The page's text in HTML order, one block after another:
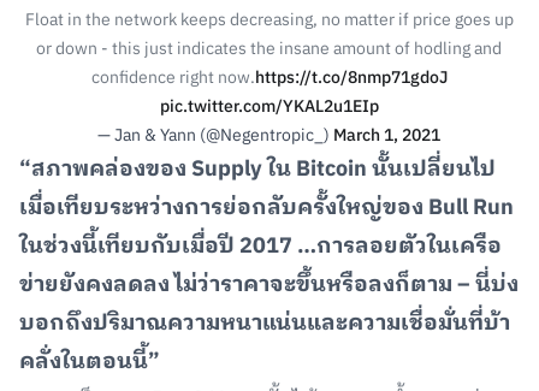
Float in the network keeps decreasing, no matter if price goes up
or down - this just indicates the insane amount of hodling and
confidence right now.https://t.co/8nmp71gdoJ
pic.twitter.com/YKAL2u1EIp
— Jan & Yann (@Negentropic_) March 1, 2021
“สภาพคล่องของ Supply ใน Bitcoin นั้นเปลี่ยนไป
เมื่อเทียบระหว่างการย่อกลับครั้งใหญ่ของ Bull Run
ในช่วงนี้เทียบกับเมื่อปี 2017 …การลอยตัวในเครือ
ข่ายยังคงลดลง ไม่ว่าราคาจะขึ้นหรือลงก็ตาม – นี่บ่ง
บอกถึงปริมาณความหนาแน่นและความเชื่อมั่นที่บ้า
คลั่งในตอนนี้”